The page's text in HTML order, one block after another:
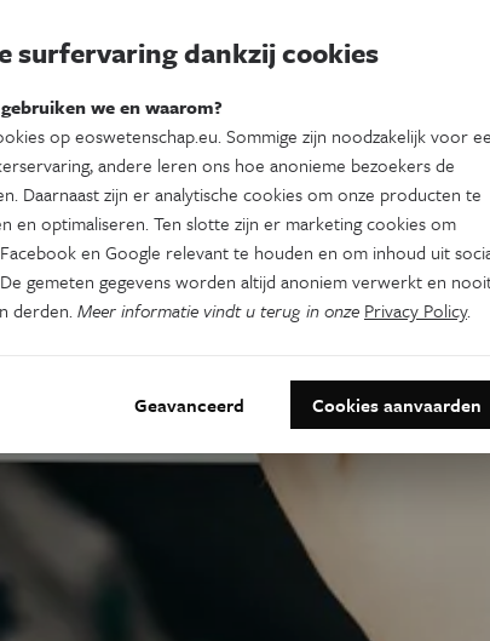
surfervaring dankzij cookies
we en waarom?
op eoswetenschap.eu. Sommige zijn noodzakelijk voor
andere leren ons hoe anonieme bezoekers de
Daarnaast zijn er analytische cookies om onze producten te
en optimaliseren. Ten slotte zijn er marketing cookies om
en Google relevant te houden en om inhoud uit
gemeten gegevens worden altijd anoniem verwerkt en
derden.Meer informatie vindt u terug in onze Privacy Policy.
Geavanceerd Cookies aanvaarden